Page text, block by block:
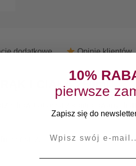
dodatkowe Opinie klientów
I CIAŁA 250ml
babassu z kontrolowanych
spłucz.
10%
pierwsze
Zapisz się do